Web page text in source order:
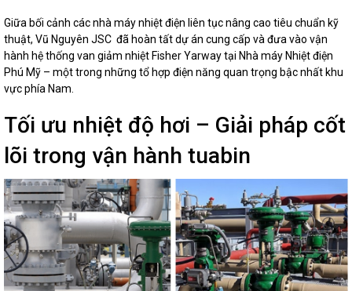
Giữa bối cảnh các nhà máy nhiệt điện liên tục nâng cao tiêu chuẩn kỹ
thuật, Vũ Nguyên JSC đã hoàn tất dự án cung cấp và đưa vào vận
hành hệ thống van giảm nhiệt Fisher Yarway tại Nhà máy Nhiệt điện
Phú Mỹ – một trong những tổ hợp điện năng quan trọng bậc nhất khu
vực phía Nam.
Tối ưu nhiệt độ hơi – Giải pháp cốt
lõi trong vận hành tuabin